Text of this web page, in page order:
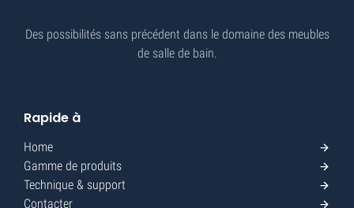
Des possibilités sans précédent dans le domaine des meubles
de salle de bain.
Rapide à
Home
Gamme de produits
Technique & support
Contacter